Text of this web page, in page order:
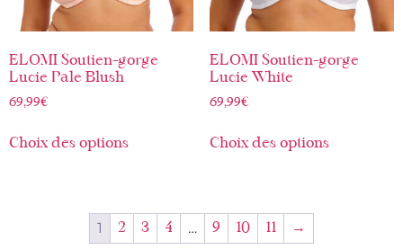
ELOMI Soutien-gorge
Lucie Pale Blush
69,99€
Choix des options
ELOMI Soutien-gorge
Lucie White
69,99€
Choix des options
1 2 3 4 … 9 10 11 →